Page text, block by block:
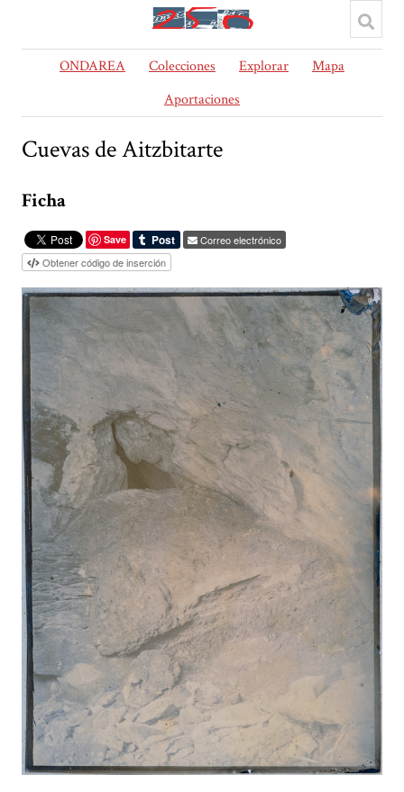
ONDAREA Colecciones Explorar
Mapa
Aportaciones
Cuevas de Aitzbitarte
Ficha
Save
Correo electrónico
Obtener código de inserción